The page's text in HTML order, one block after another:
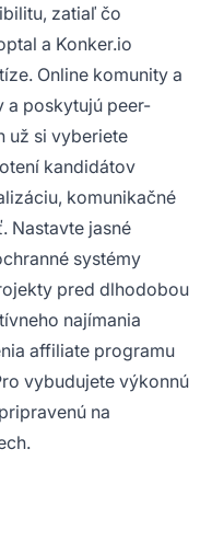
zatiaľ čo
a Konker.io
Online komunity a
a poskytujú peer-
už si vyberiete
kandidátov
komunikačné
Nastavte jasné
systémy
pred dlhodobou
najímania
affiliate programu
vybudujete výkonnú
na